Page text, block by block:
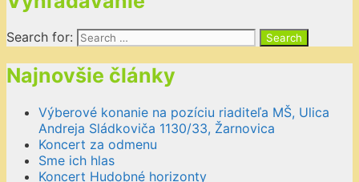
Search for:
Najnovšie články
Výberové konanie na pozíciu riaditeľa MŠ, Ulica
Andreja Sládkoviča 1130/33, Žarnovica
Koncert za odmenu
Sme ich hlas
Koncert Hudobné horizonty